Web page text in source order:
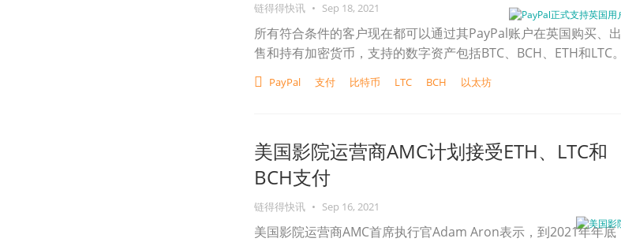
链得得快讯 • Sep 18, 2021
所有符合条件的客户现在都可以通过其PayPal账户在英国购买、出
售和持有加密货币，支持的数字资产包括BTC、BCH、ETH和LTC。
PayPal 支付 比特币 LTC BCH 以太坊
美国影院运营商AMC计划接受ETH、LTC和
BCH支付
链得得快讯 • Sep 16, 2021
美国影院运营商AMC首席执行官Adam Aron表示，到2021年年底